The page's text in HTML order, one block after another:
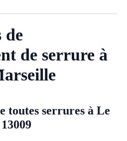
de
de serrure à
toutes serrures à Le